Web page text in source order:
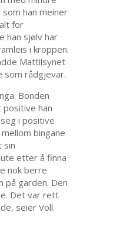
han meiner
for
han sjølv har
i kroppen.
Mattilsynet
som rådgjevar.
Bonden
han
i positive
bingane
sin
etter å finna
nok berre
på garden. Den
Det var rett
seier Voll.